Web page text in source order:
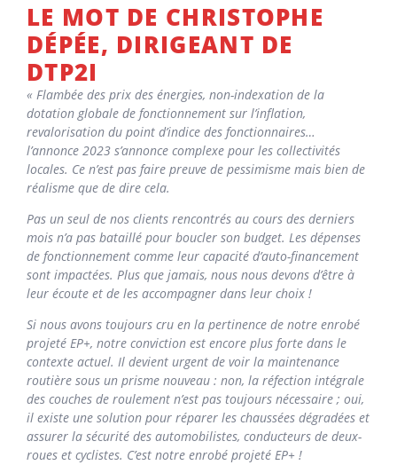
LE MOT DE CHRISTOPHE
DÉPÉE, DIRIGEANT DE
DTP2I
« Flambée des prix des énergies, non-indexation de la
dotation globale de fonctionnement sur l’inflation,
revalorisation du point d’indice des fonctionnaires…
l’annonce 2023 s’annonce complexe pour les collectivités
locales. Ce n’est pas faire preuve de pessimisme mais bien de
réalisme que de dire cela.
Pas un seul de nos clients rencontrés au cours des derniers
mois n’a pas bataillé pour boucler son budget. Les dépenses
de fonctionnement comme leur capacité d’auto-financement
sont impactées. Plus que jamais, nous nous devons d’être à
leur écoute et de les accompagner dans leur choix !
Si nous avons toujours cru en la pertinence de notre enrobé
projeté EP+, notre conviction est encore plus forte dans le
contexte actuel. Il devient urgent de voir la maintenance
routière sous un prisme nouveau : non, la réfection intégrale
des couches de roulement n’est pas toujours nécessaire ; oui,
il existe une solution pour réparer les chaussées dégradées et
assurer la sécurité des automobilistes, conducteurs de deux-
roues et cyclistes. C’est notre enrobé projeté EP+ !